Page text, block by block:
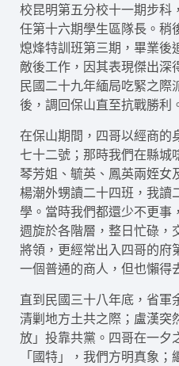
校昆明第五分校十一期步科
任第十六期學生區隊長。稍
熄烽特訓班第三期，畢業後
敵後工作，因其表現傑出深
民國二十九年緬局吃緊之際
後，調回保山直至抗戰勝利
在保山期間，四哥以經商的
七十二號；那時我們在縣城
琴芳姐、毓英、鳳英兩姪女
楊潮外甥讀二十四班，我讀
學。當時我們都還少不更事
週旋於各階層，整日忙碌，
將領，更經常出入四哥的府
一個普通的商人，但也懶得
直到民國三十八年底，省軍
清剿地方土共之際；盧漢突
放」投靠共黨。四哥在一夕
「國特」，我們方明真象